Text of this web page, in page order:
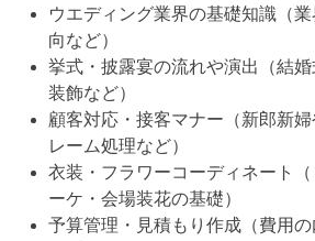
ウエディング業界の基礎知識（
向など）
挙式・披露宴の流れや演出（結婚
装飾など）
顧客対応・接客マナー（新郎新
レーム処理など）
衣装・フラワーコーディネート
ーケ・会場装花の基礎）
予算管理・見積もり作成（費用